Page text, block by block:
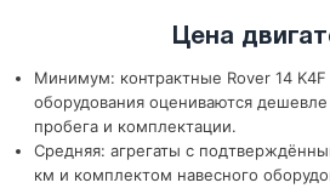
Цена
Минимум: контрактные Rover 14 K4F
оборудования оцениваются дешевле
пробега и комплектации.
Средняя: агрегаты с
км и комплектом навесного